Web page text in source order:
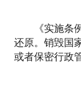
《实施
还原。销毁国
或者保密行政